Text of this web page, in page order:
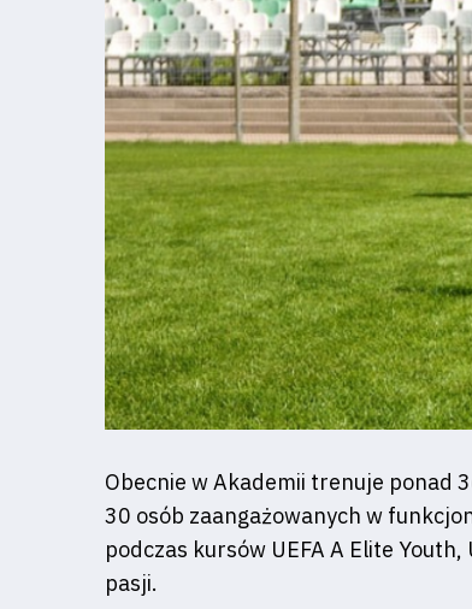
Klub
Tabela
Obecnie w Akademii trenuje ponad
30 osób zaangażowanych w
podczas kursów UEFA A Elite
pasji.